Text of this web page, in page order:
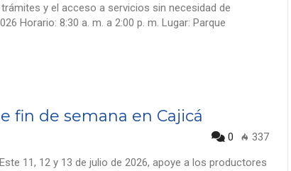
y el acceso a servicios sin necesidad de
Horario: 8:30 a. m. a 2:00 p. m. Lugar: Parque
fin de semana en Cajicá
0 337
Este 11, 12 y 13 de julio de 2026, apoye a los productores